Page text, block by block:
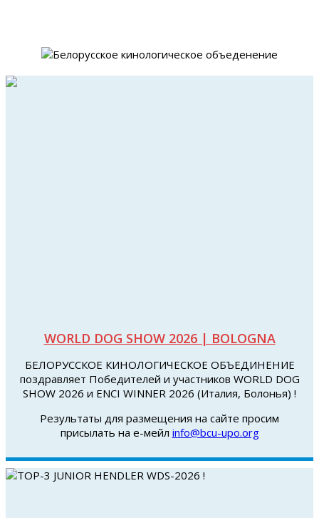
WORLD DOG SHOW 2026 | BOLOGNA
БЕЛОРУССКОЕ КИНОЛОГИЧЕСКОЕ ОБЪЕДИНЕНИЕ
поздравляет Победителей и участников WORLD DOG
SHOW 2026 и ENCI WINNER 2026 (Италия, Болонья) !
Результаты для размещения на сайте просим
присылать на е-мейл info@bcu-upo.org